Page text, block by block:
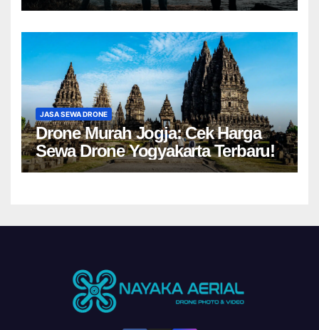
JASA SEWA DRONE
Drone Murah Jogja: Cek Harga
Sewa Drone Yogyakarta Terbaru!